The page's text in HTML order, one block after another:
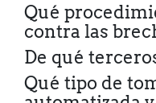
Qué
contra las
De qué
Qué tipo de